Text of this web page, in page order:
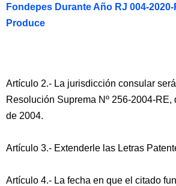
Fondepes Durante Año RJ 004-2020-
Produce
Artículo 2.- La jurisdicción consular
Resolución Suprema Nº 256-2004-RE,
de 2004.
Artículo 3.- Extenderle las Letras
Artículo 4.- La fecha en que el citado